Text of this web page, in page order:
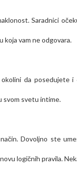
Saradnici
koja vam ne odgovara.
da posedujete i
svom svetu intime.
Dovoljno ste
logičnih pravila.